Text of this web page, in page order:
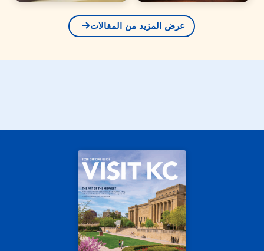
عرض المزيد من المقالات